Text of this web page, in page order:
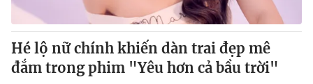
® Cấm sao chép dưới mọi hình thức nếu không có sự chấp
Hé lộ nữ chính khiến dàn trai đẹp mê
đắm trong phim "Yêu hơn cả bầu trời"